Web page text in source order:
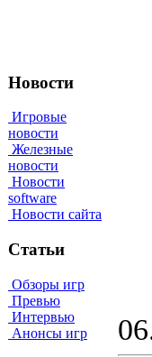
Новости
Игровые
новости
Железные
новости
Новости
software
Новости сайта
Статьи
Обзоры игр
Превью
Интервью
Анонсы игр